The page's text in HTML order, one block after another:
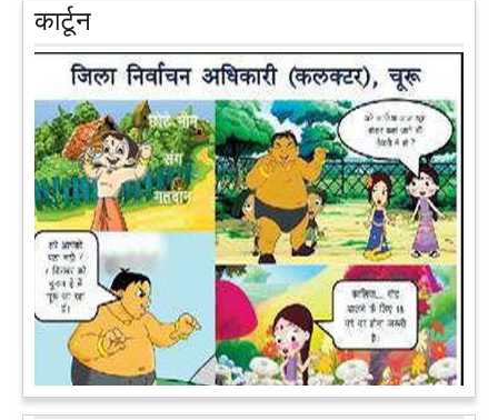
प्रतापगढ़ के कुंडा से बाहुबली विधायक रघुराज प्रताप सिंह उर्फ राजा भैया ने
शुक्रवार को लखनऊ में प्रेस कांफ्रेंस कर नई राजनीतिक पार्टी बनाने की
आधिकारिक घोषणा करते हुए पार्टी के मुद्दों के बारे में बताया.आगे पढ़ें
पेट पकड़ कर हंसने पर मजबूर हो जायेंगे आप जानवरों की ये अदाएं देखकर
कल्पना कीजिये उस दृश्य की, जिसमें कोई गिलहरी किसी मेंढक के साथ
लिप-लॉक कर रही हो। गिलहरी झूला झूल रही हो।आगे पढ़ें
कार्टून